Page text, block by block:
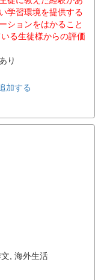
学習環境を提供する
ションをはかること
る生徒様からの評価
り
加する
海外生活